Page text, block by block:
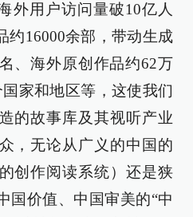
用户访问量破10亿人
约16000余部，带动生成
、海外原创作品约62万
家和地区等，这使我们
的故事库及其视听产业
，无论从广义的中国的
创作阅读系统）还是狭
国价值、中国审美的“中